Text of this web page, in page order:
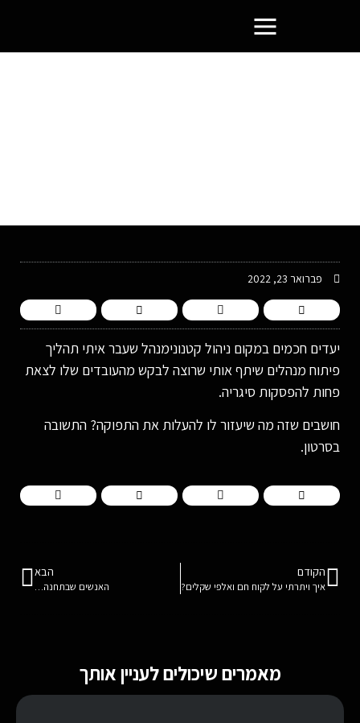
פברואר 23, 2022
יעדים חכמים במקום ניהול קטנונימנהל שעבר איתי תהליך
פיתוח מנהלים שיתף אותי שרוצה לבקש מהעובדים שלו לצאת
פחות להפסקות סיגריה.
חושבים שזה מה שיעזור לו להעלות את התפוקה? התשובה
בסרטון.
הקודם
איך ויתרתי על לקוח חם ואלפי שקלים?
הבא
האנשים שבתחנה…
מאמרים שיכולים לעניין אותך